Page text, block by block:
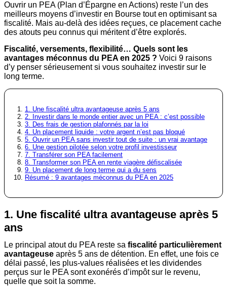
Ouvrir un PEA (Plan d’Épargne en Actions) reste l’un des
meilleurs moyens d’investir en Bourse tout en optimisant sa
fiscalité. Mais au-delà des idées reçues, ce placement cache
des atouts peu connus qui méritent d’être explorés.
Fiscalité, versements, flexibilité… Quels sont les
avantages méconnus du PEA en 2025 ? Voici 9 raisons
d’y penser sérieusement si vous souhaitez investir sur le
long terme.
1. Une fiscalité ultra avantageuse après 5 ans
2. Investir dans le monde entier avec un PEA : c’est possible
3. Des frais de gestion plafonnés par la loi
4. Un placement liquide : votre argent n’est pas bloqué
5. Ouvrir un PEA sans investir tout de suite : un vrai avantage
6. Une gestion pilotée selon votre profil investisseur
7. Transférer son PEA facilement
8. Transformer son PEA en rente viagère défiscalisée
9. Un placement de long terme qui a du sens
Résumé : 9 avantages méconnus du PEA en 2025
1. Une fiscalité ultra avantageuse après 5
ans
Le principal atout du PEA reste sa fiscalité particulièrement
avantageuse après 5 ans de détention. En effet, une fois ce
délai passé, les plus-values réalisées et les dividendes
perçus sur le PEA sont exonérés d’impôt sur le revenu,
quelle que soit la somme.